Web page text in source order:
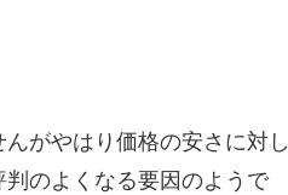
がやはり価格の安さに対し
のよくなる要因のようで